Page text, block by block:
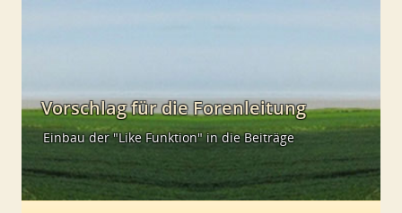
Vorschlag für die Forenleitung
Einbau der "Like Funktion" in die Beiträge